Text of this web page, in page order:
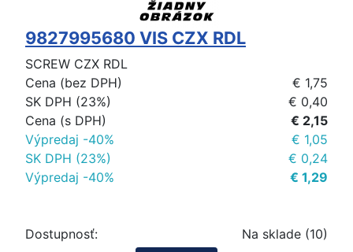
9827995680 VIS CZX RDL
SCREW CZX RDL
Cena (bez DPH)
€ 1,75
SK DPH (23%)
€ 0,40
Cena (s DPH)
€ 2,15
Výpredaj -40%
€ 1,05
SK DPH (23%)
€ 0,24
Výpredaj -40%
€ 1,29
Dostupnosť: Na sklade (10)